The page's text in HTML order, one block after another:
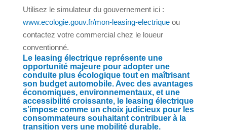
Utilisez le simulateur du gouvernement ici :
www.ecologie.gouv.fr/mon-leasing-electriqueou
contactez votre commercial chez le loueur
conventionné.
Le leasing électrique représente une
opportunité majeure pour adopter une
conduite plus écologique tout en maîtrisant
son budget automobile. Avec des avantages
économiques, environnementaux, et une
accessibilité croissante, le leasing électrique
s’impose comme un choix judicieux pour les
consommateurs souhaitant contribuer à la
transition vers une mobilité durable.